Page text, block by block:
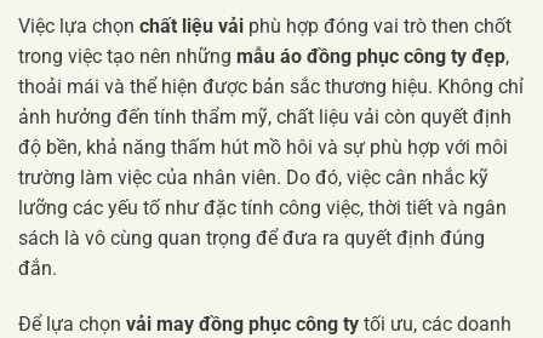
Việc lựa chọn chất liệu vải phù hợp đóng vai trò then chốt
trong việc tạo nên những mẫu áo đồng phục công ty đẹp,
thoải mái và thể hiện được bản sắc thương hiệu. Không chỉ
ảnh hưởng đến tính thẩm mỹ, chất liệu vải còn quyết định
độ bền, khả năng thấm hút mồ hôi và sự phù hợp với môi
trường làm việc của nhân viên. Do đó, việc cân nhắc kỹ
lưỡng các yếu tố như đặc tính công việc, thời tiết và ngân
sách là vô cùng quan trọng để đưa ra quyết định đúng
đắn.
Để lựa chọn vải may đồng phục công ty tối ưu, các doanh